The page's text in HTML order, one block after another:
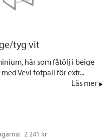
tyg vit
här som fåtölj i beige
Vevi fotpall för extr...
Läs mer
2 241 kr